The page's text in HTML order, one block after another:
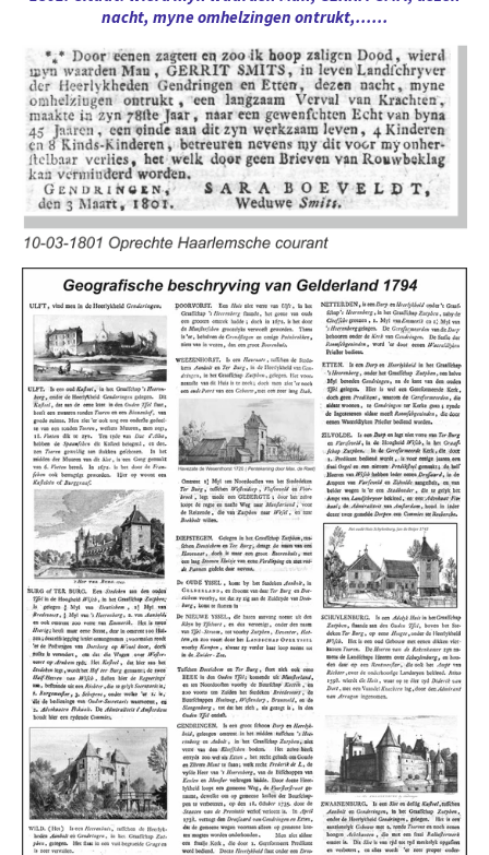
nacht, myne omhelzingen ontrukt,......